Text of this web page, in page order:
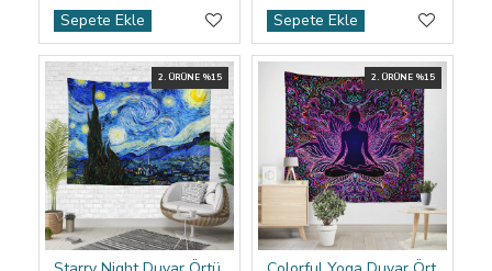
Sepete Ekle Sepete Ekle
2. ÜRÜNE %15 2. ÜRÜNE %15